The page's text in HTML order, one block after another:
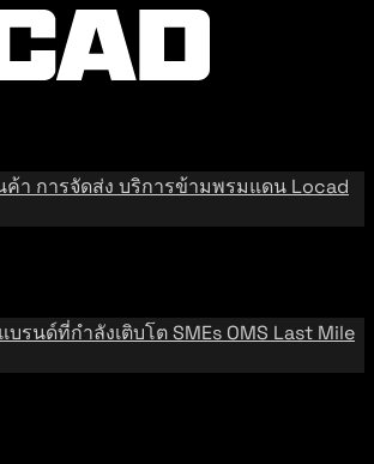
ค้า การจัดส่ง บริการข้ามพรมแดน Locad
แบรนด์ที่กำลังเติบโตSMEs OMS Last Mile